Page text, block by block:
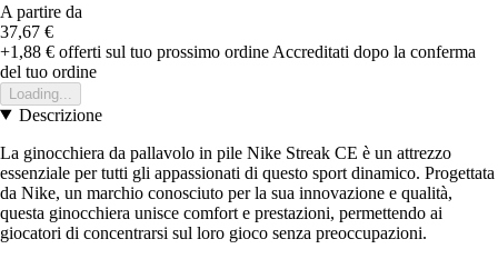
A partire da
37,67 €
+1,88 € offerti sul tuo prossimo ordine Accreditati dopo la conferma
del tuo ordine
Loading...
Descrizione
La ginocchiera da pallavolo in pile Nike Streak CE è un attrezzo
essenziale per tutti gli appassionati di questo sport dinamico. Progettata
da Nike, un marchio conosciuto per la sua innovazione e qualità,
questa ginocchiera unisce comfort e prestazioni, permettendo ai
giocatori di concentrarsi sul loro gioco senza preoccupazioni.